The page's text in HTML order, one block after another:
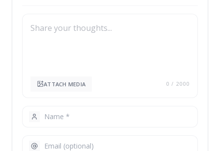
ATTACH MEDIA 0 / 2000